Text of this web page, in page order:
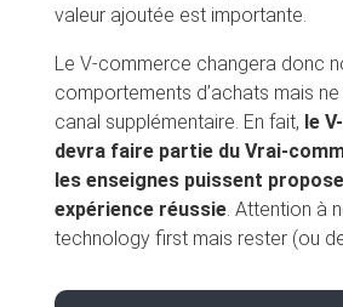
valeur ajoutée est importante.
Le V-commerce changera donc
comportements d’achats mais
canal supplémentaire. En fait, le
devra faire partie du Vrai-
les enseignes puissent
expérience réussie. Attention à
technology first mais rester (ou